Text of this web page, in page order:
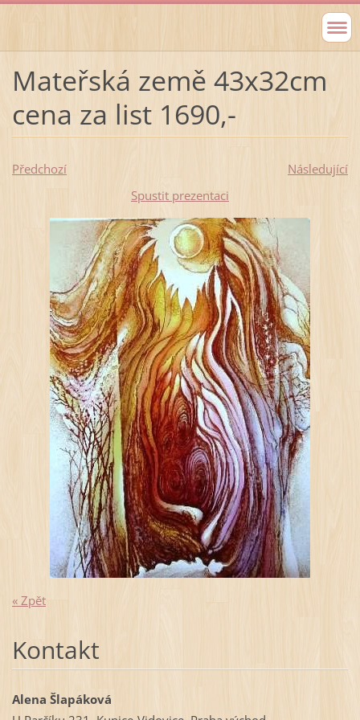
Mateřská země 43x32cm
cena za list 1690,-
Předchozí
Následující
Spustit prezentaci
« Zpět
Kontakt
Alena Šlapáková